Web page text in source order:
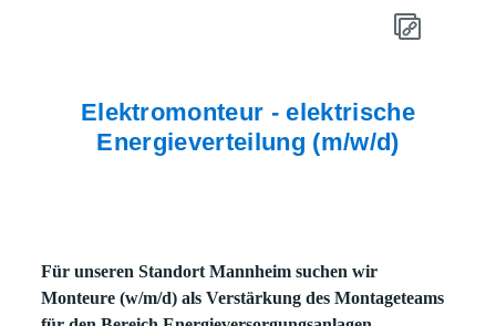
Elektromonteur - elektrische
Energieverteilung (m/w/d)
Für unseren Standort Mannheim suchen wir
Monteure (w/m/d) als Verstärkung des Montageteams